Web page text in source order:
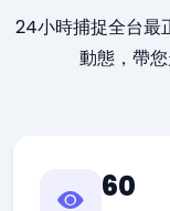
24小時捕捉全台最
動態，帶
60